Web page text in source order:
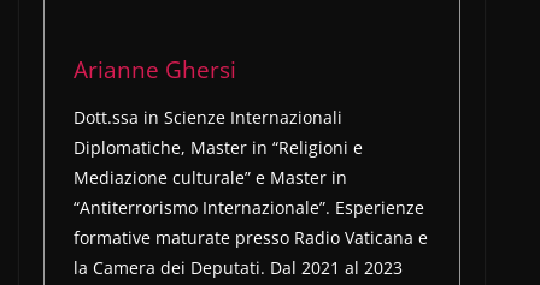
Arianne Ghersi
Dott.ssa in Scienze Internazionali
Diplomatiche, Master in “Religioni e
Mediazione culturale” e Master in
“Antiterrorismo Internazionale”. Esperienze
formative maturate presso Radio Vaticana e
la Camera dei Deputati. Dal 2021 al 2023